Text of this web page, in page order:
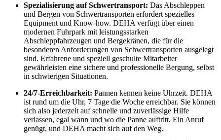
Spezialisierung auf Schwertransport: Das Abschleppen
und Bergen von Schwertransporten erfordert spezielles
Equipment und Know-how. DEHA verfügt über einen
modernen Fuhrpark mit leistungsstarken
Abschleppfahrzeugen und Bergekränen, die für die
besonderen Anforderungen von Schwertransporten ausgelegt
sind. Erfahrene und speziell geschulte Mitarbeiter
gewährleisten eine sichere und professionelle Bergung, selbst
in schwierigen Situationen.
24/7-Erreichbarkeit: Pannen kennen keine Uhrzeit. DEHA
ist rund um die Uhr, 7 Tage die Woche erreichbar. Sie können
sich also jederzeit auf schnelle und zuverlässige Hilfe
verlassen, egal wann und wo die Panne auftritt. Ein Anruf
genügt, und DEHA macht sich auf den Weg.